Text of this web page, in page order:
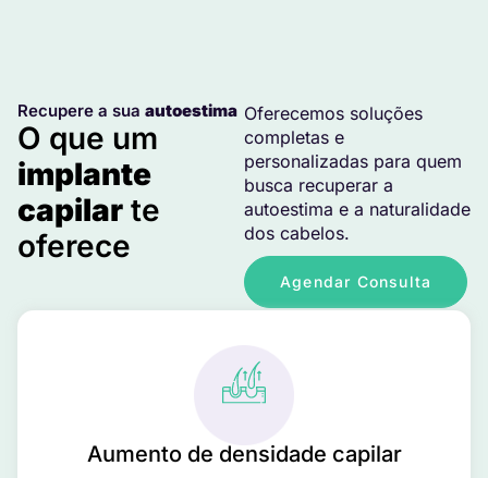
Recupere a sua autoestima
O que um
implante
capilar te
oferece
Oferecemos soluções
completas e
personalizadas para quem
busca recuperar a
autoestima e a naturalidade
dos cabelos.
Agendar Consulta
Aumento de densidade capilar